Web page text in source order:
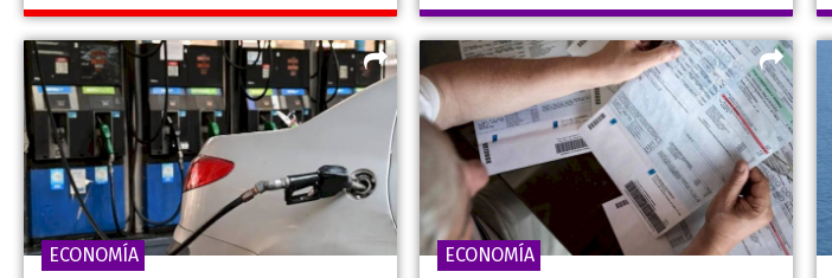
ECONOMÍA ECONOMÍA